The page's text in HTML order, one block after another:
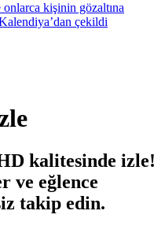
kişinin gözaltına
Kalendiya’dan çekildi
kalitesinde izle!
ve eğlence
takip edin.